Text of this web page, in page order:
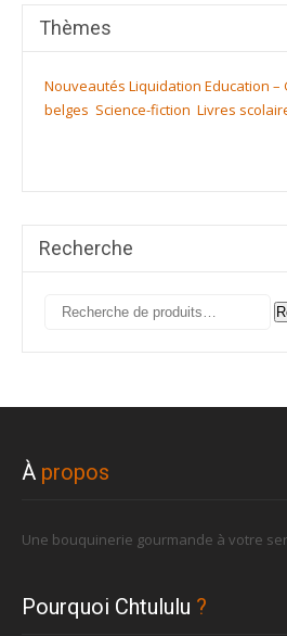
Thèmes
Nouveautés Liquidation Education –
belges Science-fiction Livres
Recherche
Recherche
À propos
Une bouquinerie gourmande à votre
Pourquoi Chtululu ?